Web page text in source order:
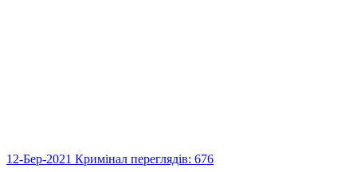
12-Бер-2021 Кримінал переглядів: 676